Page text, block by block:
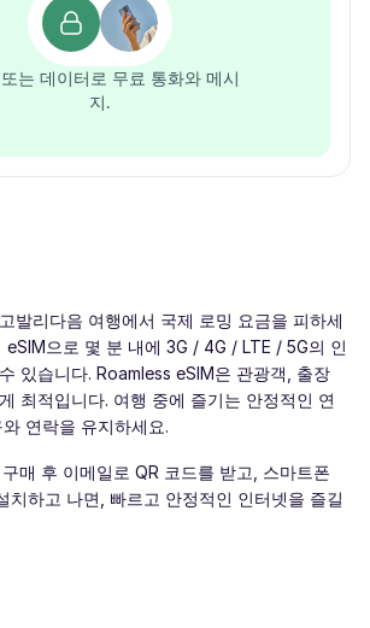
는 데이터로 무료 통화와 메시
지.
발리다음 여행에서 국제 로밍 요금을 피하세
eSIM으로 몇 분 내에 3G / 4G / LTE / 5G의 인
있습니다. Roamless eSIM은 관광객, 출장
최적입니다. 여행 중에 즐기는 안정적인 연
연락을 유지하세요.
매 후 이메일로 QR 코드를 받고, 스마트폰
치하고 나면, 빠르고 안정적인 인터넷을 즐길